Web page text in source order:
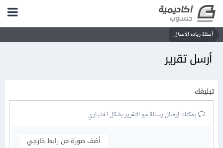
أسئلة ريادة الأعمال
أرسل تقرير
تبليغك
يمكنك إرسال رسالة مع التقرير بشكل اختياري
أضف صورة من رابط خارجي